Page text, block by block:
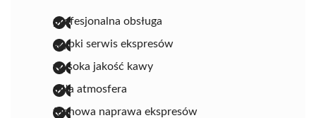
profesjonalna obsługa
szybki serwis ekspresów
wysoka jakość kawy
miła atmosfera
fachowa naprawa ekspresów